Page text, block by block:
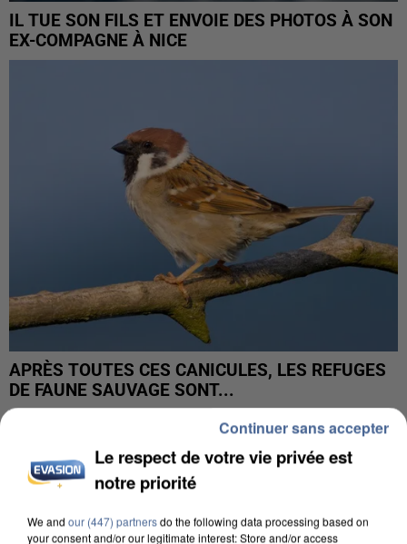
IL TUE SON FILS ET ENVOIE DES PHOTOS À SON
EX-COMPAGNE À NICE
APRÈS TOUTES CES CANICULES, LES REFUGES
DE FAUNE SAUVAGE SONT...
Le respect de votre vie privée est
notre priorité
We and our (447) partnersdo the following data processing based on
your consent and/or our legitimate interest: Store and/or access
Continuer sans accepter